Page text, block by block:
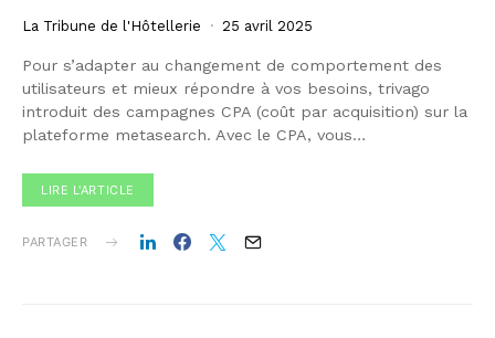
La Tribune de l'Hôtellerie 25 avril 2025
Pour s’adapter au changement de comportement des
utilisateurs et mieux répondre à vos besoins, trivago
introduit des campagnes CPA (coût par acquisition) sur la
plateforme metasearch. Avec le CPA, vous…
LIRE L'ARTICLE
PARTAGER